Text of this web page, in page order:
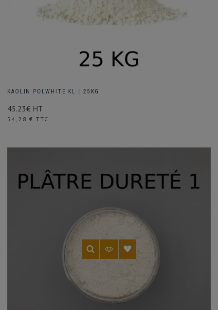
KAOLIN POLWHITE KL | 25KG
45.23€ HT
Prix
54,28 € TTC